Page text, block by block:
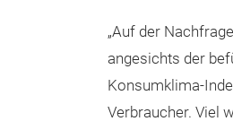
„Auf der
angesichts der
Konsumklima-
Verbraucher. Viel